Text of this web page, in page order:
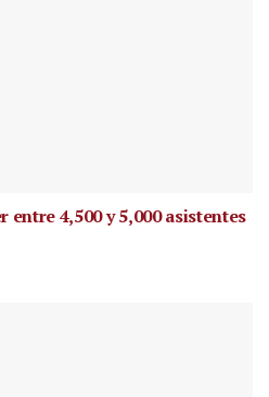
entre 4,500 y 5,000 asistentes